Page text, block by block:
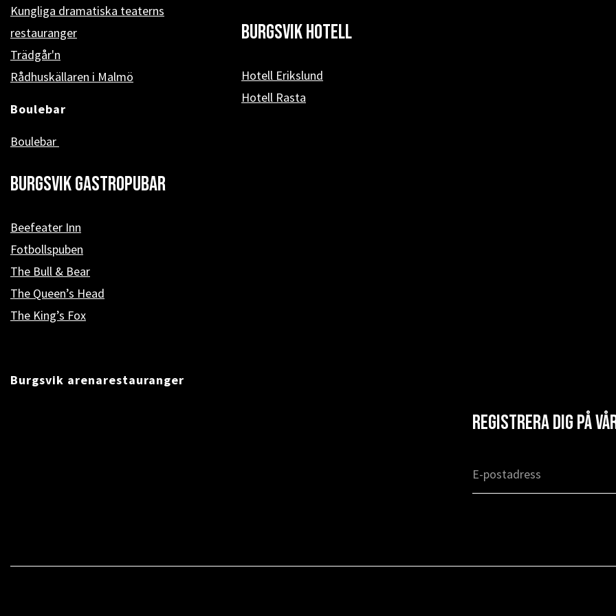
Kungliga dramatiska teaterns
restauranger
Trädgår'n
Rådhuskällaren i Malmö
Boulebar
Boulebar
Burgsvik Gastropubar
Beefeater Inn
Fotbollspuben
The Bull & Bear
The Queen’s Head
The King’s Fox
Burgsvik arenarestauranger
Burgsvik hotell
Hotell Erikslund
Hotell Rasta
Registrera dig på